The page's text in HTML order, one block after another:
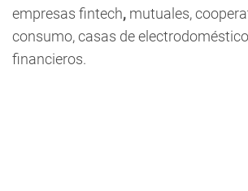
empresas fintech, mutuales,
consumo, casas de
financieros.